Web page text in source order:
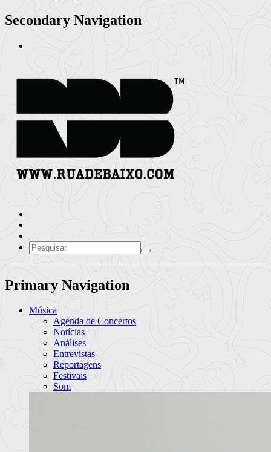
Secondary Navigation
Primary Navigation
Música
Agenda de Concertos
Notícias
Análises
Entrevistas
Reportagens
Festivais
Som